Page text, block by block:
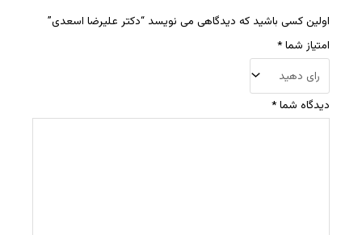
اولین کسی باشید که دیدگاهی می نویسد “دکتر علیرضا اسعدی”
امتیاز شما*
دیدگاه شما*